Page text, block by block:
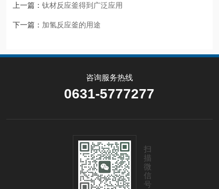
上一篇：钛材反应釜得到广泛应用
下一篇： 加氢反应釜的用途
咨询服务热线
0631-5777277
扫
描
微
信
号